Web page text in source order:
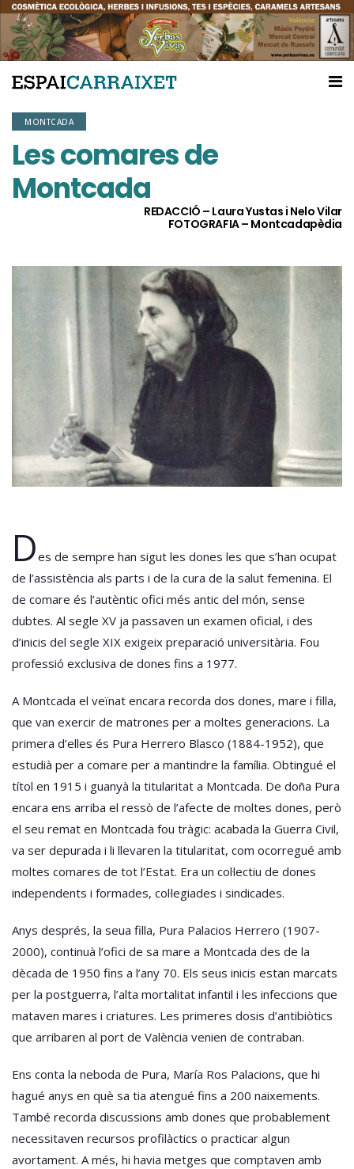
MONTCADA
Les comares de
Montcada
REDACCIÓ – Laura Yustas i Nelo Vilar
FOTOGRAFIA – Montcadapèdia
Des de sempre han sigut les dones les que s’han ocupat
de l’assistència als parts i de la cura de la salut femenina. El
de comare és l’autèntic ofici més antic del món, sense
dubtes. Al segle XV ja passaven un examen oficial, i des
d’inicis del segle XIX exigeix preparació universitària. Fou
professió exclusiva de dones fins a 1977.
A Montcada el veïnat encara recorda dos dones, mare i filla,
que van exercir de matrones per a moltes generacions. La
primera d’elles és Pura Herrero Blasco (1884-1952), que
estudià per a comare per a mantindre la família. Obtingué el
títol en 1915 i guanyà la titularitat a Montcada. De doña Pura
encara ens arriba el ressò de l’afecte de moltes dones, però
el seu remat en Montcada fou tràgic: acabada la Guerra Civil,
va ser depurada i li llevaren la titularitat, com ocorregué amb
moltes comares de tot l’Estat. Era un col·lectiu de dones
independents i formades, col·legiades i sindicades.
Anys després, la seua filla, Pura Palacios Herrero (1907-
2000), continuà l’ofici de sa mare a Montcada des de la
dècada de 1950 fins a l’any 70. Els seus inicis estan marcats
per la postguerra, l’alta mortalitat infantil i les infeccions que
mataven mares i criatures. Les primeres dosis d’antibiòtics
que arribaren al port de València venien de contraban.
Ens conta la neboda de Pura, María Ros Palacions, que hi
hagué anys en què sa tia atengué fins a 200 naixements.
També recorda discussions amb dones que probablement
necessitaven recursos profilàctics o practicar algun
avortament. A més, hi havia metges que comptaven amb